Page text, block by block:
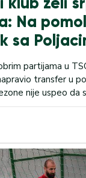
Na
sa
partijama u
transfer u
nije uspeo da
stativama.
Mačiej Kikolski,
u potrazi za